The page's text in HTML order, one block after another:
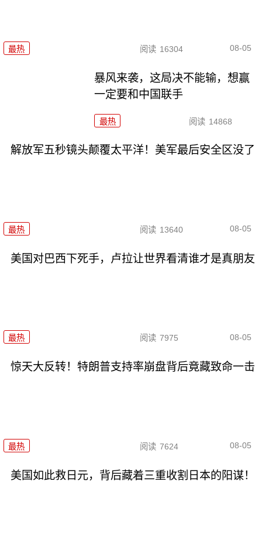
最热 阅读 16304 08-05
暴风来袭，这局决不能输，想赢
一定要和中国联手
最热 阅读 14868
解放军五秒镜头颠覆太平洋！美军最后安全区没了
最热 阅读 13640 08-05
美国对巴西下死手，卢拉让世界看清谁才是真朋友
最热 阅读 7975 08-05
惊天大反转！特朗普支持率崩盘背后竟藏致命一击
最热 阅读 7624 08-05
美国如此救日元，背后藏着三重收割日本的阳谋！